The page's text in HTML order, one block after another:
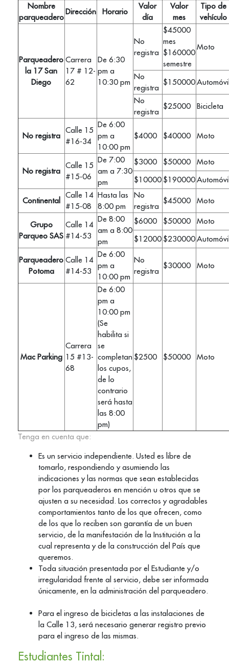
Nombre
parqueadero
Dirección Horario
Valor
día
Valor
mes
Tipo de
vehículo
Parqueadero
la 17 San
Diego
Carrera
17 # 12-
62
De 6:30
pm a
10:30 pm
No
registra
$45000
mes
$160000
semestre
Moto
No
registra
$150000
No
registra
$25000 Bicicleta
No registra
Calle 15
#16-34
De 6:00
pm a
10:00 pm
$4000 $40000 Moto
No registra
Calle 15
#15-06
De 7:00
am a 7:30
pm
$3000 $50000
Moto
$10000 $190000
Continental
Calle 14
#15-08
Hasta las
8:00 pm
No
registra
$45000 Moto
Grupo
Parqueo SAS
Calle 14
#14-53
De 8:00
am a 8:00
pm
$6000 $50000
Moto
$12000 $230000
Parqueadero
Potoma
Calle 14
#14-53
De 6:00
pm a
10:00 pm
No
registra
$30000 Moto
Mac Parking
Carrera
15 #13-
68
De 6:00
pm a
10:00 pm
(Se
habilita si
se
completan
los cupos,
de lo
contrario
será hasta
las 8:00
pm)
$2500 $50000 Moto
Tenga en cuenta que:
Es un servicio independiente. Usted es libre de
tomarlo, respondiendo y asumiendo las
indicaciones y las normas que sean establecidas
por los parqueaderos en mención u otros que se
ajusten a su necesidad. Los correctos y agradables
comportamientos tanto de los que ofrecen, como
de los que lo reciben son garantía de un buen
servicio, de la manifestación de la Institución a la
cual representa y de la construcción del País que
queremos.
Toda situación presentada por el Estudiante y/o
irregularidad frente al servicio, debe ser informada
únicamente, en la administración del parqueadero.
Para el ingreso de bicicletas a las instalaciones de
la Calle 13, será necesario generar registro previo
para el ingreso de las mismas.
Estudiantes Tintal: